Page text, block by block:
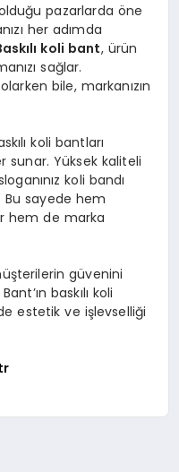
pazarlarda öne
her adımda
koli bant, ürün
sağlar.
bile, markanızın
koli bantları
sunar. Yüksek kaliteli
koli bandı
Bu sayede hem
hem de marka
güvenini
baskılı koli
estetik ve işlevselliği